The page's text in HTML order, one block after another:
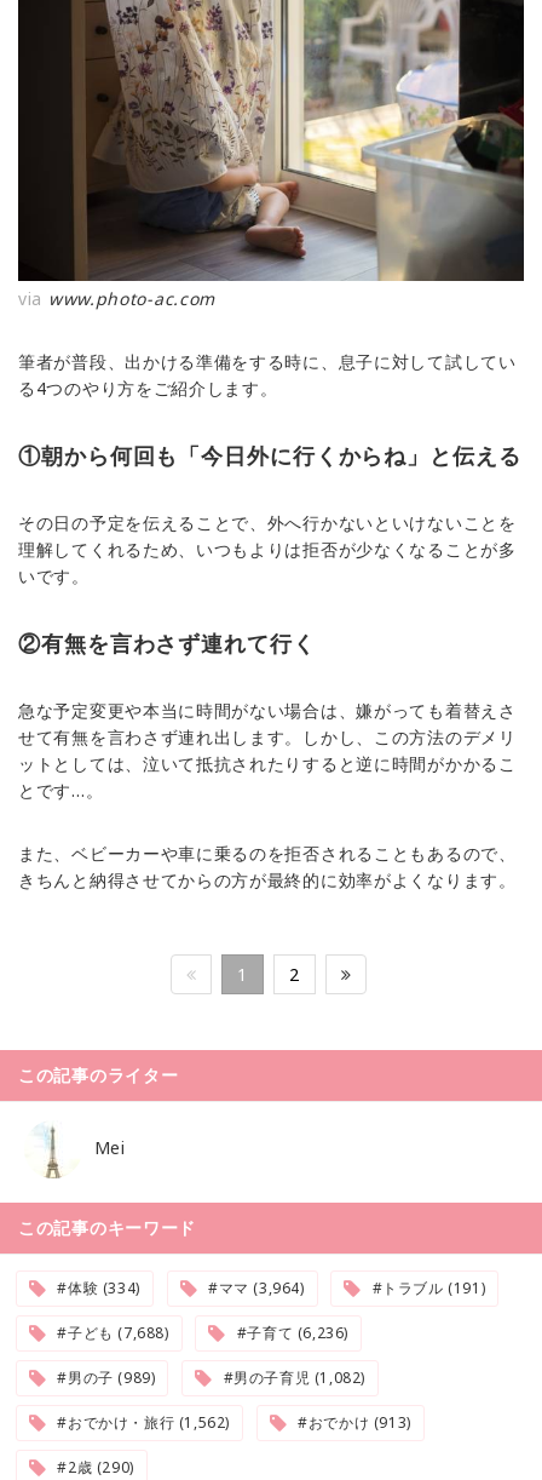
via www.photo-ac.com
筆者が普段、出かける準備をする時に、息子に対して試してい
る4つのやり方をご紹介します。
①朝から何回も「今日外に行くからね」と伝える
その日の予定を伝えることで、外へ行かないといけないことを
理解してくれるため、いつもよりは拒否が少なくなることが多
いです。
②有無を言わさず連れて行く
急な予定変更や本当に時間がない場合は、嫌がっても着替えさ
せて有無を言わさず連れ出します。しかし、この方法のデメリ
ットとしては、泣いて抵抗されたりすると逆に時間がかかるこ
とです…。
また、ベビーカーや車に乗るのを拒否されることもあるので、
きちんと納得させてからの方が最終的に効率がよくなります。
1 2
この記事のライター
Mei
この記事のキーワード
#体験 (334) #ママ (3,964) #トラブル (191)
#子ども (7,688) #子育て (6,236)
#男の子 (989) #男の子育児 (1,082)
#おでかけ・旅行 (1,562) #おでかけ (913)
#2歳 (290)